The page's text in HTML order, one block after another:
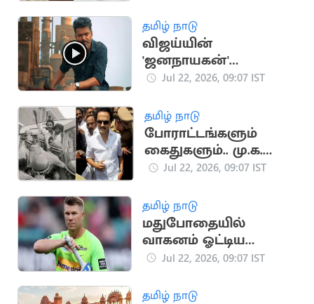
தமிழ் நாடு
விஜய்யின்
'ஜனநாயகன்'
படத்திற்கு
காட்சிக்கு அனுமதி
Jul 22, 2026, 09:07 IST
தமிழ் நாடு
போராட்டங்களும்
கைதுகளும்.. மு.க.
ஸ்டாலினின் அரசியல்
Jul 22, 2026, 09:07 IST
தமிழ் நாடு
மதுபோதையில்
வாகனம் ஓட்டிய
டேவிட் வார்னருக்கு
Jul 22, 2026, 09:07 IST
தமிழ் நாடு